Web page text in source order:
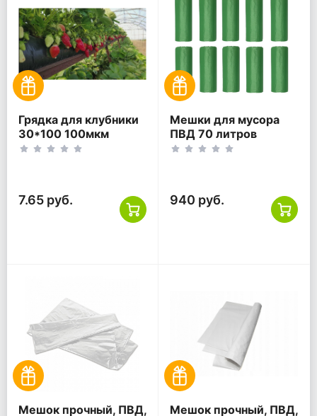
Грядка для клубники
30*100 100мкм
черная ПВД
7.65 руб.
Мешки для мусора
ПВД 70 литров
зеленый 30 мкм
940 руб.
Мешок прочный, ПВД, Мешок прочный, ПВД,